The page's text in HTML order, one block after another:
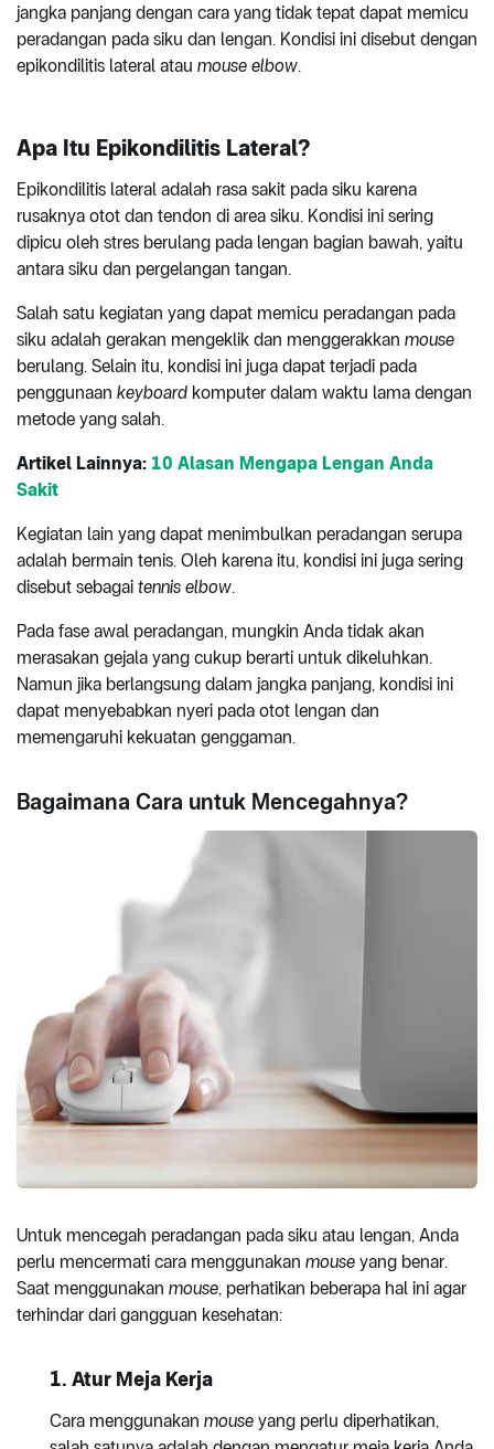
jangka panjang dengan cara yang tidak tepat dapat memicu
peradangan pada siku dan lengan. Kondisi ini disebut dengan
epikondilitis lateral atau mouse elbow.
Apa Itu Epikondilitis Lateral?
Epikondilitis lateral adalah rasa sakit pada siku karena
rusaknya otot dan tendon di area siku. Kondisi ini sering
dipicu oleh stres berulang pada lengan bagian bawah, yaitu
antara siku dan pergelangan tangan.
Salah satu kegiatan yang dapat memicu peradangan pada
siku adalah gerakan mengeklik dan menggerakkan mouse
berulang. Selain itu, kondisi ini juga dapat terjadi pada
penggunaan keyboard komputer dalam waktu lama dengan
metode yang salah.
Artikel Lainnya: 10 Alasan Mengapa Lengan Anda
Sakit
Kegiatan lain yang dapat menimbulkan peradangan serupa
adalah bermain tenis. Oleh karena itu, kondisi ini juga sering
disebut sebagai tennis elbow.
Pada fase awal peradangan, mungkin Anda tidak akan
merasakan gejala yang cukup berarti untuk dikeluhkan.
Namun jika berlangsung dalam jangka panjang, kondisi ini
dapat menyebabkan nyeri pada otot lengan dan
memengaruhi kekuatan genggaman.
Bagaimana Cara untuk Mencegahnya?
Untuk mencegah peradangan pada siku atau lengan, Anda
perlu mencermati cara menggunakan mouse yang benar.
Saat menggunakan mouse, perhatikan beberapa hal ini agar
terhindar dari gangguan kesehatan:
1. Atur Meja Kerja
Cara menggunakan mouse yang perlu diperhatikan,